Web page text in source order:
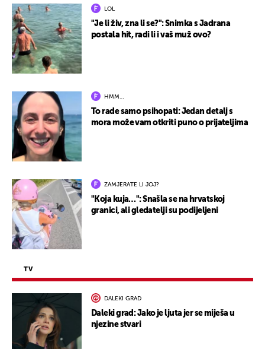
LOL
"Je li živ, zna li se?": Snimka s Jadrana
postala hit, radi li i vaš muž ovo?
HMM…
To rade samo psihopati: Jedan detalj s
mora može vam otkriti puno o prijateljima
ZAMJERATE LI JOJ?
"Koja kuja…": Snašla se na hrvatskoj
granici, ali gledatelji su podijeljeni
TV
DALEKI GRAD
Daleki grad: Jako je ljuta jer se miješa u
njezine stvari